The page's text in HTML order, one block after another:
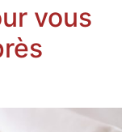
vous